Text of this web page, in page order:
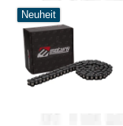
Neuheit